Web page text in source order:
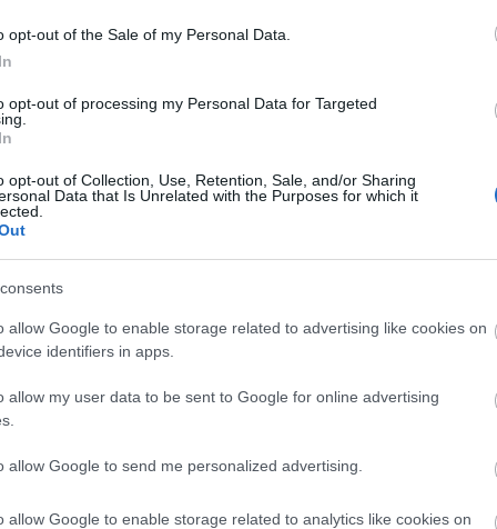
opt-out of the Sale of my Personal Data.
opt-out of processing my Personal Data for Targeted
opt-out of Collection, Use, Retention, Sale, and/or Sharing
Data that Is Unrelated with the Purposes for which it
allow Google to enable storage related to advertising like cookies on
identifiers in apps.
allow my user data to be sent to Google for online advertising
allow Google to send me personalized advertising.
allow Google to enable storage related to analytics like cookies on
κατασκευές που εγκρίθηκαν σε περιοχές με
Οι Αρχές εξετάζουν καταγγελίες κατοίκων και
περιορισμών ή την ανοχή αυθαιρέτων.
Υπηρεσία Εσωτερικών Υποθέσεων της ΕΛ.ΑΣ., η
για τη δομή και τη λειτουργία του κυκλώματος.